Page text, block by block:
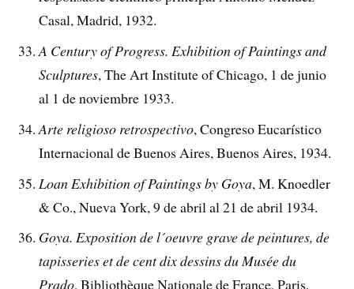
Casal, Madrid, 1932.
A Century of Progress. Exhibition of Paintings and
Sculptures, The Art Institute of Chicago, 1 de junio
al 1 de noviembre 1933.
Arte religioso retrospectivo, Congreso Eucarístico
Internacional de Buenos Aires, Buenos Aires, 1934.
Loan Exhibition of Paintings by Goya, M. Knoedler
& Co., Nueva York, 9 de abril al 21 de abril 1934.
Goya. Exposition de l´oeuvre grave de peintures, de
tapisseries et de cent dix dessins du Musée du
Prado, Bibliothèque Nationale de France, Paris,